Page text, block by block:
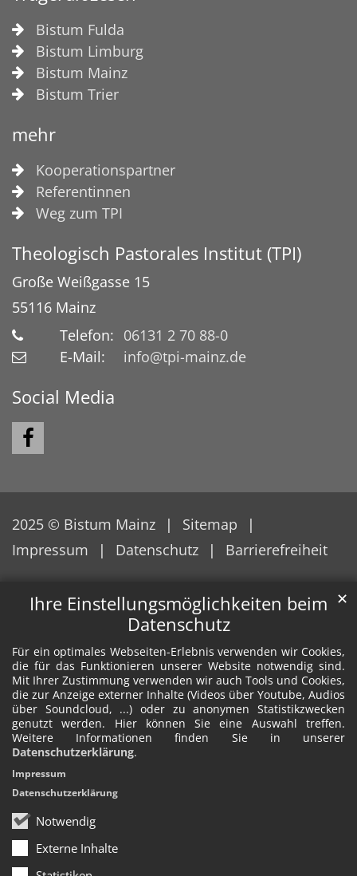
Ihre Einstellungsmöglichkeiten beim
Datenschutz
Für ein optimales Webseiten-Erlebnis verwenden wir Cookies,
die für das Funktionieren unserer Website notwendig sind.
Mit Ihrer Zustimmung verwenden wir auch Tools und Cookies,
die zur Anzeige externer Inhalte (Videos über Youtube, Audios
über Soundcloud, ...) oder zu anonymen Statistikzwecken
genutzt werden. Hier können Sie eine Auswahl treffen.
Weitere Informationen finden Sie in unserer
Datenschutzerklärung.
Notwendig
Externe Inhalte
✕
Impressum
Datenschutzerklärung
Bistum Fulda
Bistum Limburg
Bistum Mainz
Bistum Trier
mehr
Kooperationspartner
Referentinnen
Weg zum TPI
Theologisch Pastorales Institut (TPI)
Große Weißgasse 15
55116 Mainz
Telefon: 06131 2 70 88-0
E-Mail:
info@tpi-mainz.de
Social Media
2025 © Bistum Mainz
Sitemap
Impressum
Datenschutz Barrierefreiheit